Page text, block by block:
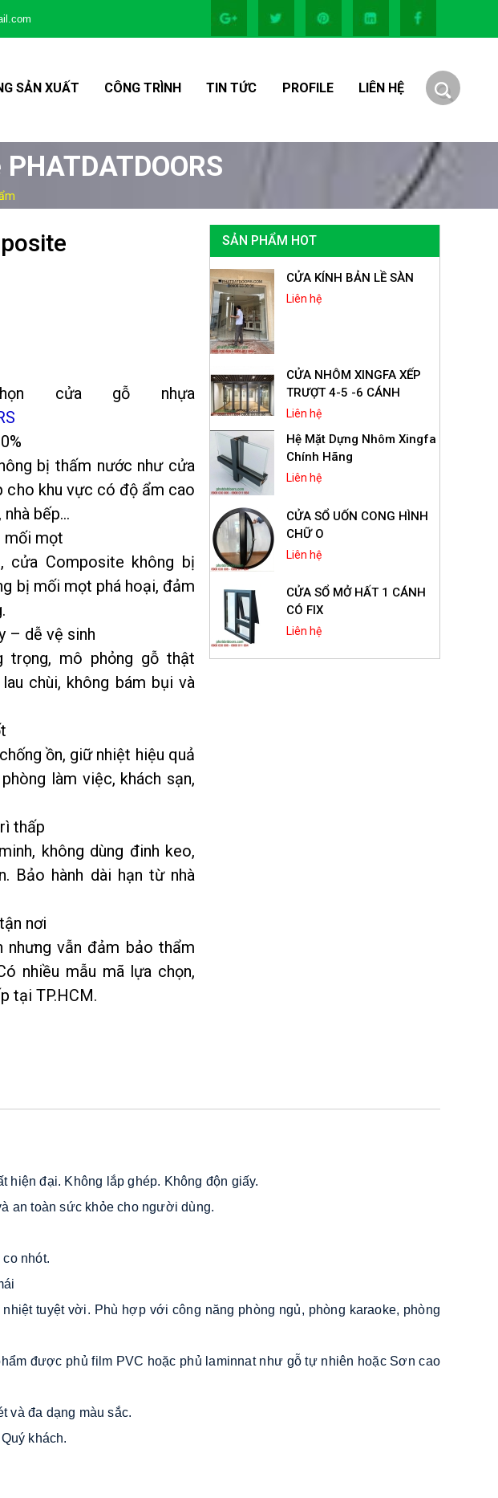
SẢN XUẤT CÔNG TRÌNH TIN TỨC PROFILE LIÊN HỆ
cửa gỗ nhựa
bị thấm nước như cửa
cho khu vực có độ ẩm cao
nhà bếp…
mối mọt
cửa Composite không bị
bị mối mọt phá hoại, đảm
– dễ vệ sinh
trọng, mô phỏng gỗ thật
chùi, không bám bụi và
ồn, giữ nhiệt hiệu quả
làm việc, khách sạn,
thấp
không dùng đinh keo,
Bảo hành dài hạn từ nhà
nơi
nhưng vẫn đảm bảo thẩm
nhiều mẫu mã lựa chọn,
tại TP.HCM.
SẢN PHẨM HOT
CỬA KÍNH BẢN LỀ SÀN
Liên hệ
CỬA NHÔM XINGFA XẾP
TRƯỢT 4-5 -6 CÁNH
Liên hệ
Hệ Mặt Dựng Nhôm Xingfa
Chính Hãng
Liên hệ
CỬA SỔ UỐN CONG HÌNH
CHỮ O
Liên hệ
CỬA SỔ MỞ HẤT 1 CÁNH
CÓ FIX
Liên hệ
CỬA NHÔM KÍNH MẶT
CỬA GIẤU KHUÔN
CỬA GIẤU KHUÔN
hiện đại. Không lắp ghép. Không độn giấy.
an toàn sức khỏe cho người dùng.
nhót.
tuyệt vời. Phù hợp với công năng phòng ngủ, phòng karaoke, phòng
được phủ film PVC hoặc phủ laminnat như gỗ tự nhiên hoặc Sơn cao
và đa dạng màu sắc.
khách.